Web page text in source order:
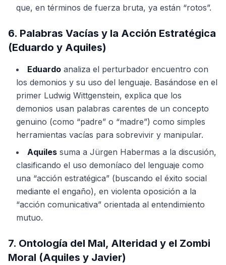
que, en términos de fuerza bruta, ya están “rotos”.
6. Palabras Vacías y la Acción Estratégica
(Eduardo y Aquiles)
Eduardo analiza el perturbador encuentro con
los demonios y su uso del lenguaje. Basándose en el
primer Ludwig Wittgenstein, explica que los
demonios usan palabras carentes de un concepto
genuino (como “padre” o “madre”) como simples
herramientas vacías para sobrevivir y manipular.
Aquiles suma a Jürgen Habermas a la discusión,
clasificando el uso demoníaco del lenguaje como
una “acción estratégica” (buscando el éxito social
mediante el engaño), en violenta oposición a la
“acción comunicativa” orientada al entendimiento
mutuo.
7. Ontología del Mal, Alteridad y el Zombi
Moral (Aquiles y Javier)